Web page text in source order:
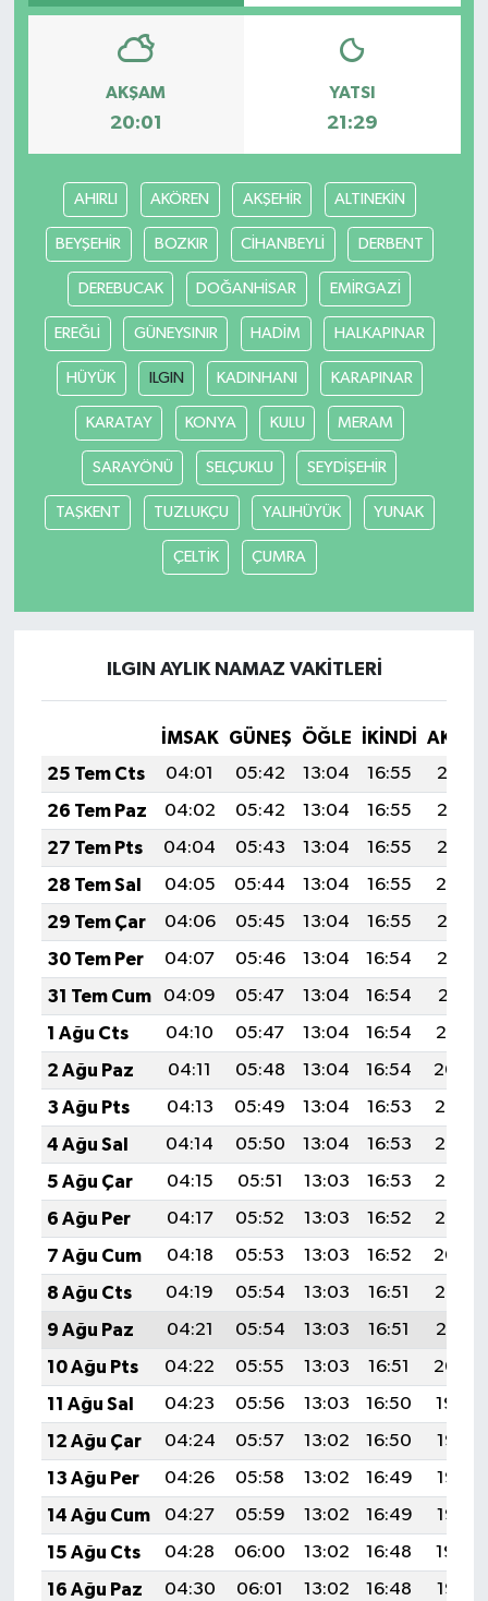
AKŞAM
20:01
YATSI
21:29
AHIRLI AKÖREN AKŞEHİR ALTINEKİN
BEYŞEHİR BOZKIR CİHANBEYLİ DERBENT
DEREBUCAK DOĞANHİSAR EMİRGAZİ
EREĞLİ GÜNEYSINIR HADİM HALKAPINAR
HÜYÜK ILGIN KADINHANI KARAPINAR
KARATAY KONYA KULU MERAM
SARAYÖNÜ SELÇUKLU SEYDİŞEHİR
TAŞKENT TUZLUKÇU YALIHÜYÜK YUNAK
ÇELTİK ÇUMRA
ILGIN AYLIK NAMAZ VAKITLERI
İMSAK GÜNEŞ ÖĞLE İKINDI
25 Tem Cts
04:01 05:42 13:04 16:55
20:16
26 Tem Paz
04:02 05:42 13:04 16:55
20:15
27 Tem Pts
04:04 05:43 13:04 16:55
20:15
28 Tem Sal
04:05 05:44 13:04 16:55
20:14
29 Tem Çar
04:06 05:45 13:04 16:55
20:13
30 Tem Per
04:07 05:46 13:04 16:54
20:12
31 Tem Cum
04:09 05:47 13:04 16:54
20:11
1 Ağu Cts
04:10 05:47 13:04 16:54
20:10
2 Ağu Paz
04:11 05:48 13:04 16:54
20:09
3 Ağu Pts
04:13 05:49 13:04 16:53
20:08
4 Ağu Sal
04:14 05:50 13:04 16:53
20:07
5 Ağu Çar
04:15 05:51 13:03 16:53
20:06
6 Ağu Per
04:17 05:52 13:03 16:52
20:05
7 Ağu Cum
04:18 05:53 13:03 16:52
20:04
8 Ağu Cts
04:19 05:54 13:03 16:51
20:03
9 Ağu Paz
04:21 05:54 13:03 16:51
20:01
10 Ağu Pts
04:22 05:55 13:03 16:51
20:00
11 Ağu Sal
04:23 05:56 13:03 16:50
19:59
12 Ağu Çar
04:24 05:57 13:02 16:50
19:58
13 Ağu Per
04:26 05:58 13:02 16:49
19:57
14 Ağu Cum
04:27 05:59 13:02 16:49
19:55
15 Ağu Cts
04:28 06:00 13:02 16:48
19:54
16 Ağu Paz
04:30 06:01 13:02 16:48 19:53
RESMİ İLANLAR
Tarihi Yapılarımız
Teknoloji
Türkiye
Yerel
İletişim
Künye